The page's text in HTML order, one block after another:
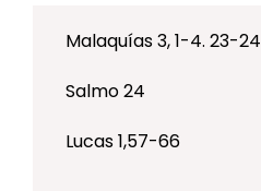
Malaquías 3, 1-4. 23-24
Salmo 24
Lucas 1,57-66